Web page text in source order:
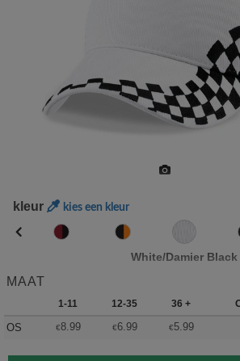
kleur kies een kleur
White/Damier Black
MAAT
1-11 12-35 36 +
OS €8.99 €6.99 €5.99